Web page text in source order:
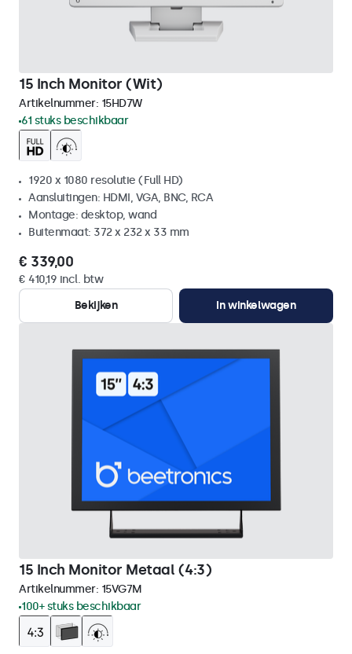
15 Inch Monitor (Wit)
Artikelnummer: 15HD7W
61 stuks beschikbaar
1920 x 1080 resolutie (Full HD)
Aansluitingen: HDMI, VGA, BNC, RCA
Montage: desktop, wand
Buitenmaat: 372 x 232 x 33 mm
€ 339,00
€ 410,19 incl. btw
Bekijken
In winkelwagen
15 Inch Monitor Metaal (4:3)
Artikelnummer: 15VG7M
100+ stuks beschikbaar